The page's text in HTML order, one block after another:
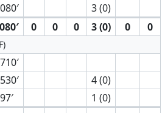
3 (0)
0 0 0 3 (0) 0 0
4 (0)
97′
1 (0)